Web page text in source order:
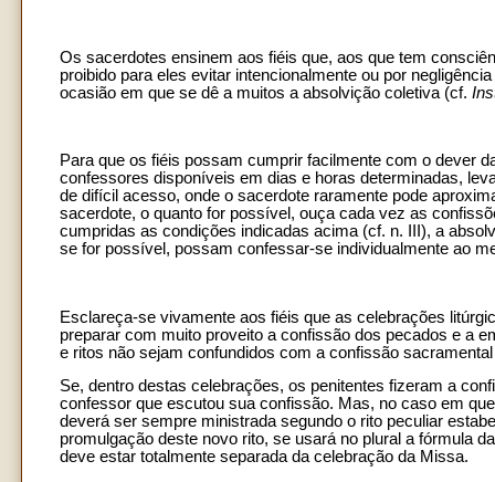
Os sacerdotes ensinem aos fiéis que, aos que tem
proibido para eles evitar intencionalmente ou por
ocasião em que se dê a muitos a absolvição coletiva (cf.
Para que os fiéis possam cumprir facilmente com o dever
confessores disponíveis em dias e horas determinadas,
de difícil acesso, onde o sacerdote raramente pode
sacerdote, o quanto for possível, ouça cada vez as
cumpridas as condições indicadas acima (cf. n. III), a
se for possível, possam confessar-se individualmente ao
Esclareça-se vivamente aos fiéis que as celebrações
preparar com muito proveito a confissão dos pecados e a
e ritos não sejam confundidos com a confissão
Se, dentro destas celebrações, os penitentes fizeram a
confessor que escutou sua confissão. Mas, no caso em
deverá ser sempre ministrada segundo o rito peculiar
promulgação deste novo rito, se usará no plural a fórmula
deve estar totalmente separada da celebração da Missa.